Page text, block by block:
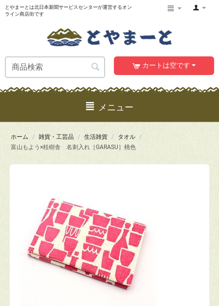
とやまーとは北日本新聞サービスセンターが運営するオン
ライン商店街です
カートは空です
メニュー
ホーム / 雑貨・工芸品 / 生活雑貨 / タオル /
富山もよう×桂樹舎 名刺入れ［GARASU］桃色